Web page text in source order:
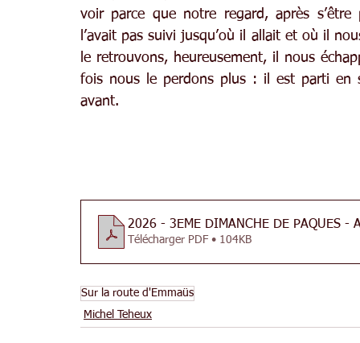
voir parce que notre regard, après
l’avait pas suivi jusqu’où il allait et où il
le retrouvons, heureusement, il nous
fois nous le perdons plus : il est parti en
avant.
2026 - 3EME DIMANCHE DE PAQUES -
Télécharger PDF • 104KB
Sur la route d'Emmaüs
Michel Teheux